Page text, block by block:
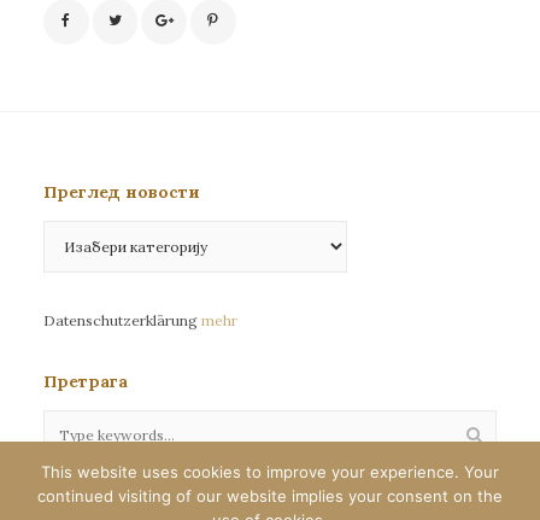
Преглед новости
новости
Datenschutzerklärung mehr
Претрага
Сва права задржана©eparhija-nemacka.com
This website uses cookies to improve your experience. Your
continued visiting of our website implies your consent on the